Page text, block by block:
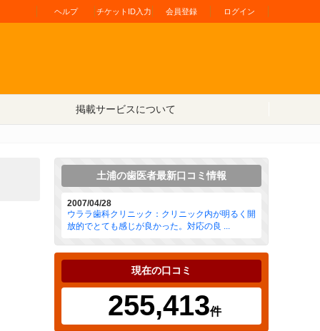
ヘルプ チケットID入力 会員登録 ログイン
掲載サービスについて
土浦の歯医者最新口コミ情報
2007/04/28
ウララ歯科クリニック：クリニック内が明るく開
放的でとても感じが良かった。対応の良 ...
現在の口コミ
255,413件